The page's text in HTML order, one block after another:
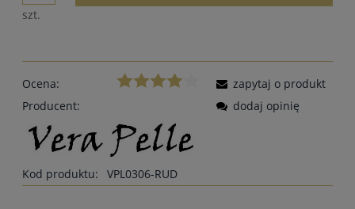
szt.
Ocena:
Producent:
Kod produktu: VPL0306-RUD
zapytaj o produkt
dodaj opinię